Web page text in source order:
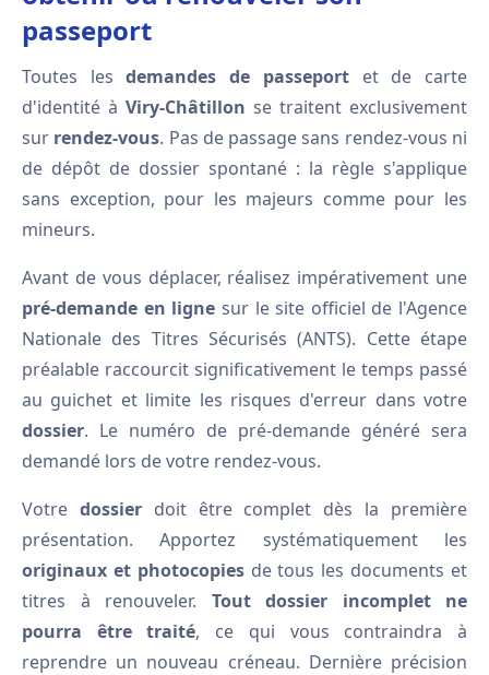
passeport
Toutes lesdemandes de passeportet de carte
d'identité à Viry-Châtillon se traitent exclusivement
sur rendez-vous. Pas de passage sans rendez-vous ni
de dépôt de dossier spontané : la règle s'applique
sans exception, pour les majeurs comme pour les
mineurs.
Avant de vous déplacer, réalisez impérativement une
pré-demande en ligne sur le site officiel de l'Agence
Nationale des Titres Sécurisés (ANTS). Cette étape
préalable raccourcit significativement le temps passé
au guichet et limite les risques d'erreur dans votre
dossier. Le numéro de pré-demande généré sera
demandé lors de votre rendez-vous.
Votre dossierdoit être complet dès la première
présentation. Apportez systématiquement les
originaux et photocopiesde tous les documents et
titres à renouveler. Tout dossier incomplet ne
pourra être traité, ce qui vous contraindra à
reprendre un nouveau créneau. Dernière précision